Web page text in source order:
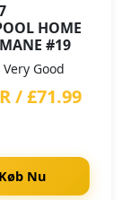
HOME
#19
Very Good
/ £71.99
Køb Nu